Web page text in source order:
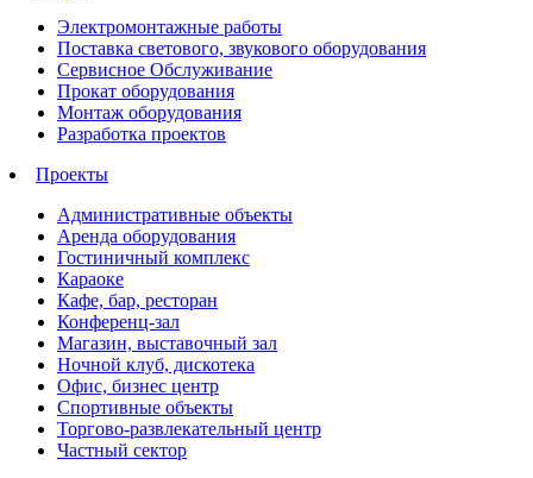
Электромонтажные работы
Поставка светового, звукового оборудования
Сервисное Обслуживание
Прокат оборудования
Монтаж оборудования
Разработка проектов
Проекты
Административные объекты
Аренда оборудования
Гостиничный комплекс
Караоке
Кафе, бар, ресторан
Конференц-зал
Магазин, выставочный зал
Ночной клуб, дискотека
Офис, бизнес центр
Спортивные объекты
Торгово-развлекательный центр
Частный сектор